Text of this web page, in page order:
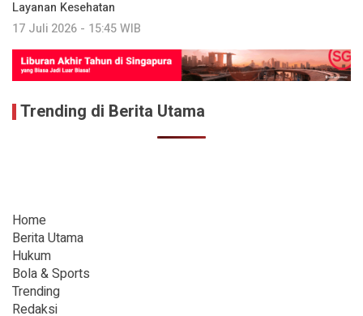
Layanan Kesehatan
17 Juli 2026 - 15:45 WIB
Trending di Berita Utama
Home
Berita Utama
Hukum
Bola & Sports
Trending
Redaksi